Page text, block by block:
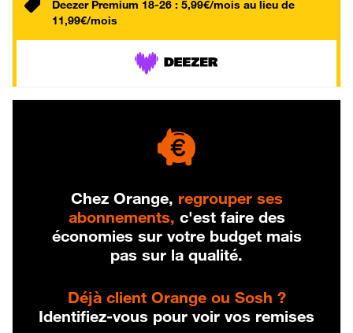
Deezer Premium 18-26 : 5,99€/mois au lieu de
11,99€/mois
Chez Orange, regrouper ses
abonnements, c'est faire des
économies sur votre budget mais
pas sur la qualité.
Déjà client Orange ou Sosh ?
Identifiez-vous pour voir vos remises